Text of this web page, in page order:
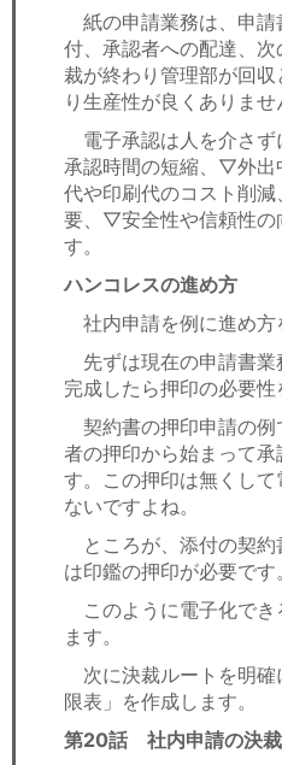
紙の申請業務は、申請
付、承認者への配達、
裁が終わり管理部が回
り生産性が良くありませ
電子承認は人を介さ
承認時間の短縮、▽外
代や印刷代のコスト削
要、▽安全性や信頼性の
す。
ハンコレスの進め方
社内申請を例に進め方
先ずは現在の申請書業
完成したら押印の必要性
契約書の押印申請の例
者の押印から始まって承
す。この押印は無くして
ないですよね。
ところが、添付の契約
は印鑑の押印が必要です。
このように電子化でき
ます。
次に決裁ルートを明確
限表」を作成します。
第20話 社内申請の決裁